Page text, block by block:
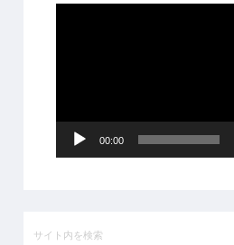
ヤ
00:00